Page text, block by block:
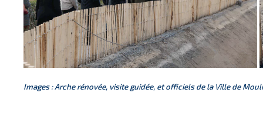
Images : Arche rénovée, visite guidée, et officiels de la Ville de